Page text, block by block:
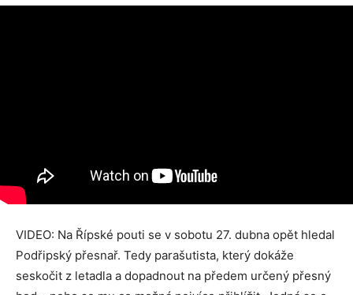
VIDEO: Na Řípské pouti se v sobotu 27. dubna opět hledal
Podřipský přesnař. Tedy parašutista, který dokáže
seskočit z letadla a dopadnout na předem určený přesný